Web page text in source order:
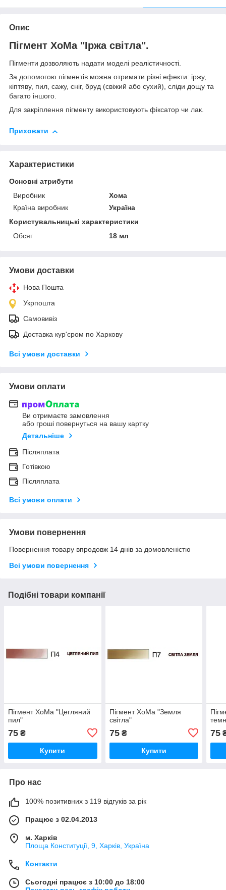
Опис
Пігмент ХоМа "Іржа світла".
Пігменти дозволяють надати моделі реалістичності.
За допомогою пігментів можна отримати різні ефекти: іржу,
кіптяву, пил, сажу, сніг, бруд (свіжий або сухий), сліди дощу та
багато іншого.
Для закріплення пігменту використовують фіксатор чи лак.
Приховати
Характеристики
Основні атрибути
Виробник
Хома
Країна виробник
Україна
Користувальницькі характеристики
Обсяг
18 мл
Умови доставки
Нова Пошта
Укрпошта
Самовивіз
Доставка кур'єром по Харкову
Всі умови доставки
Умови оплати
Ви отримаєте замовлення
або гроші повернуться на вашу картку
Детальніше
Післяплата
Готівкою
Післяплата
Всі умови оплати
Умови повернення
Повернення товару впродовж 14 днів за домовленістю
Всі умови повернення
Подібні товари компанії
Пігмент ХоМа "Цегляний
пил"
75 ₴
Купити
Пігмент ХоМа "Земля
світла"
75₴
Купити
75
Про нас
100% позитивних з 119 відгуків за рік
Працює з 02.04.2013
м. Харків
Площа Конституції, 9, Харків, Україна
Контакти
Сьогодні працює з 10:00 до 18:00